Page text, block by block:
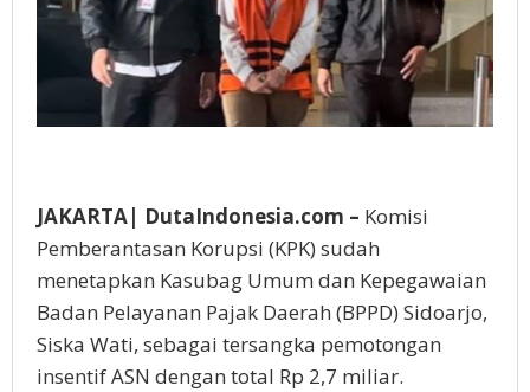
JAKARTA| DutaIndonesia.com – Komisi
Pemberantasan Korupsi (KPK) sudah
menetapkan Kasubag Umum dan Kepegawaian
Badan Pelayanan Pajak Daerah (BPPD) Sidoarjo,
Siska Wati, sebagai tersangka pemotongan
insentif ASN dengan total Rp 2,7 miliar.